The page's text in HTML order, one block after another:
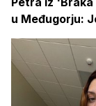
u Međugorju: